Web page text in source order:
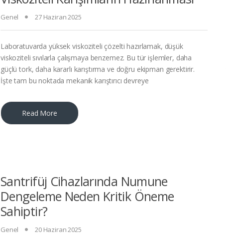
Genel 27 Haziran 2025
Laboratuvarda yüksek viskoziteli çözelti hazırlamak, düşük
viskoziteli sıvılarla çalışmaya benzemez. Bu tür işlemler, daha
güçlü tork, daha kararlı karıştırma ve doğru ekipman gerektirir.
İşte tam bu noktada mekanik karıştırıcı devreye
Read More
Santrifüj Cihazlarında Numune
Dengeleme Neden Kritik Öneme
Sahiptir?
Genel 20 Haziran 2025